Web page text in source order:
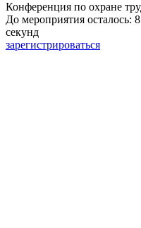
Конференция по охране
До мероприятия осталось:
секунд
зарегистрироваться